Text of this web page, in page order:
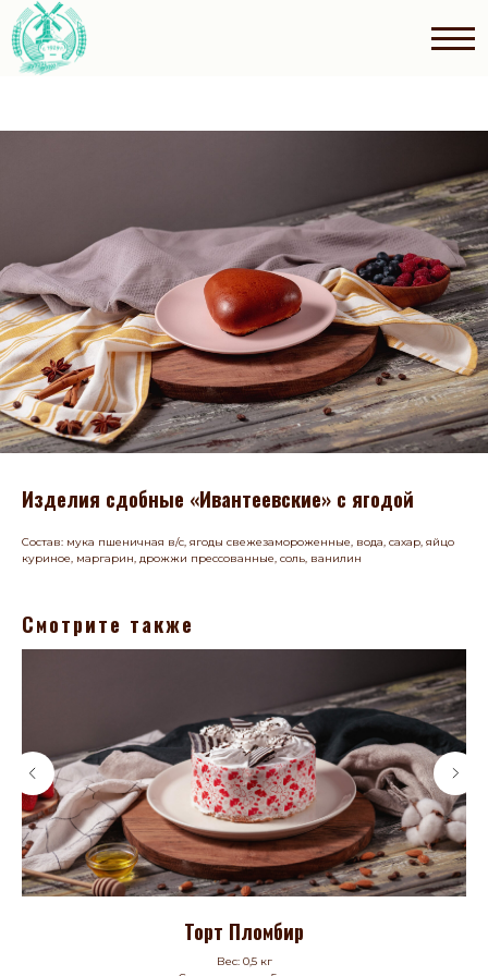
Изделия сдобные «Ивантеевские» с ягодой
Состав: мука пшеничная в/с, ягоды свежезамороженные, вода, сахар, яйцо
куриное, маргарин, дрожжи прессованные, соль, ванилин
Смотрите также
Торт Пломбир
Вес: 0,5 кг